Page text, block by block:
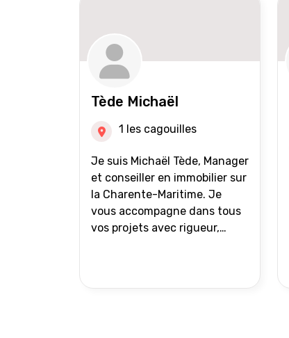
(niveau national et
international) Validation du
financement des acquéreurs
auprès de partenaires
financiers Portefeuille de
clients acquéreurs travaillé et
Vente en partage grâce au
réseau Iad France et Iad
Deutschland Inter agence
Tède Michaël
1 les cagouilles
Je suis Michaël Tède, Manager
et conseiller en immobilier sur
la Charente-Maritime. Je
vous accompagne dans tous
vos projets avec rigueur,